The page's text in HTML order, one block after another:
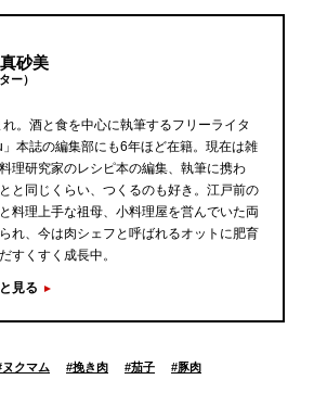
砂美
ー）
。酒と食を中心に執筆するフリーライタ
本誌の編集部にも6年ほど在籍。現在は雑
理研究家のレシピ本の編集、執筆に携わ
と同じくらい、つくるのも好き。江戸前の
料理上手な祖母、小料理屋を営んでいた両
れ、今は肉シェフと呼ばれるオットに肥育
すくすく成長中。
見る
ヌクマム #挽き肉 #茄子 #豚肉